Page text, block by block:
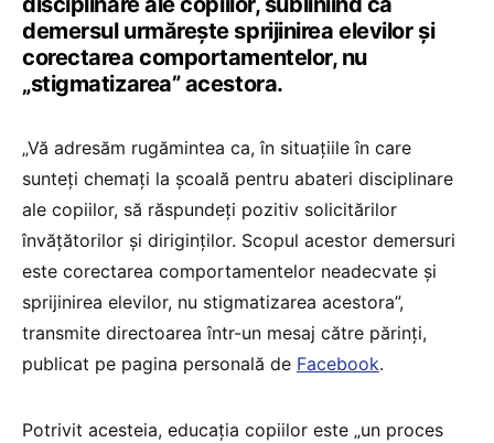
demersul urmărește sprijinirea elevilor și
corectarea comportamentelor, nu
„stigmatizarea” acestora.
„Vă adresăm rugămintea ca, în situațiile în care
sunteți chemați la școală pentru abateri disciplinare
ale copiilor, să răspundeți pozitiv solicitărilor
învățătorilor și diriginților. Scopul acestor demersuri
este corectarea comportamentelor neadecvate și
sprijinirea elevilor, nu stigmatizarea acestora”,
transmite directoarea într-un mesaj către părinți,
publicat pe pagina personală de Facebook.
Potrivit acesteia, educația copiilor este „un proces